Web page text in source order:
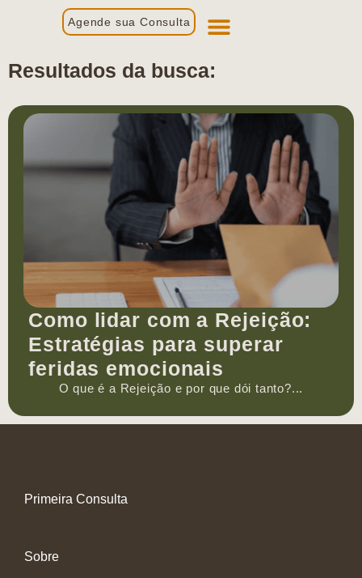
Agende sua Consulta
Resultados da busca:
Como lidar com a Rejeição:
Estratégias para superar
feridas emocionais
O que é a Rejeição e por que dói tanto?...
Primeira Consulta
Sobre